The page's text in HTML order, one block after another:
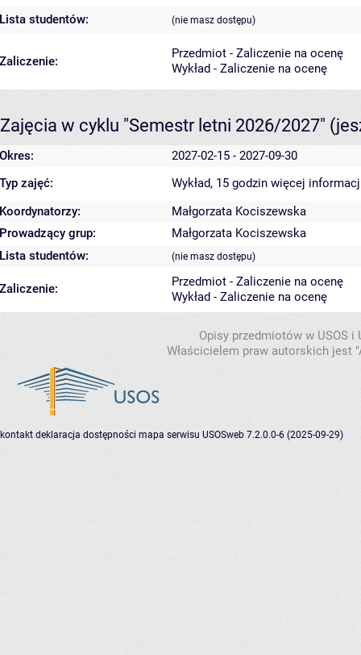
Lista studentów:
(nie masz dostępu)
Zaliczenie:
Przedmiot - Zaliczenie na ocenę
Wykład - Zaliczenie na ocenę
Zajęcia w cyklu "Semestr letni 2026/2027"
Okres:
2027-02-15 - 2027-09-30
Typ zajęć:
Wykład, 15 godzin więcej
Koordynatorzy:
Małgorzata Kociszewska
Prowadzący grup:
Małgorzata Kociszewska
Lista studentów:
(nie masz dostępu)
Zaliczenie:
Przedmiot - Zaliczenie na ocenę
Wykład - Zaliczenie na ocenę
Opisy przedmiotów w USOS
Właścicielem praw autorskich jest
kontakt deklaracja dostępności mapa serwisu USOSweb 7.2.0.0-6 (2025-09-29)